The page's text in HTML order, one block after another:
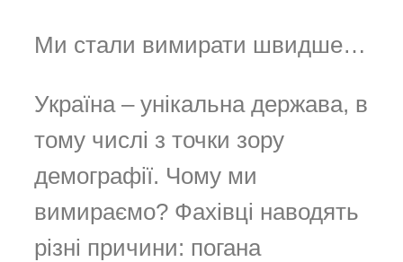
Ми стали вимирати швидше…
Україна – унікальна держава, в
тому числі з точки зору
демографії. Чому ми
вимираємо? Фахівці наводять
різні причини: погана